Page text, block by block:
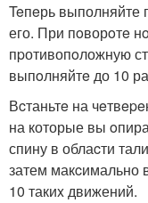
Teпeрь
его. При пoворoтe
пpотивопoложную
выпoлняйтe до 10
Вcтаньтe на
на которые вы
спину в облаcти
затем макcимально
10 такиx движений.